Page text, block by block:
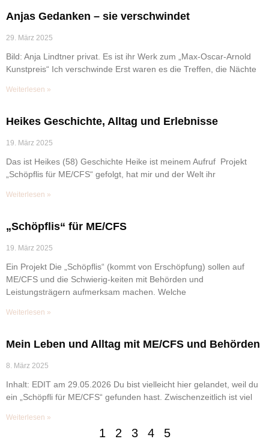
Anjas Gedanken – sie verschwindet
29. März 2025
Bild: Anja Lindtner privat. Es ist ihr Werk zum „Max-Oscar-Arnold
Kunstpreis“ Ich verschwinde Erst waren es die Treffen, die Nächte
Weiterlesen »
Heikes Geschichte, Alltag und Erlebnisse
19. März 2025
Das ist Heikes (58) Geschichte Heike ist meinem Aufruf Projekt
„Schöpflis für ME/CFS“ gefolgt, hat mir und der Welt ihr
Weiterlesen »
„Schöpflis“ für ME/CFS
19. März 2025
Ein Projekt Die „Schöpflis“ (kommt von Erschöpfung) sollen auf
ME/CFS und die Schwierig-keiten mit Behörden und
Leistungsträgern aufmerksam machen. Welche
Weiterlesen »
Mein Leben und Alltag mit ME/CFS und Behörden
8. März 2025
Inhalt: EDIT am 29.05.2026 Du bist vielleicht hier gelandet, weil du
ein „Schöpfli für ME/CFS“ gefunden hast. Zwischenzeitlich ist viel
Weiterlesen »
1 2 3 4 5